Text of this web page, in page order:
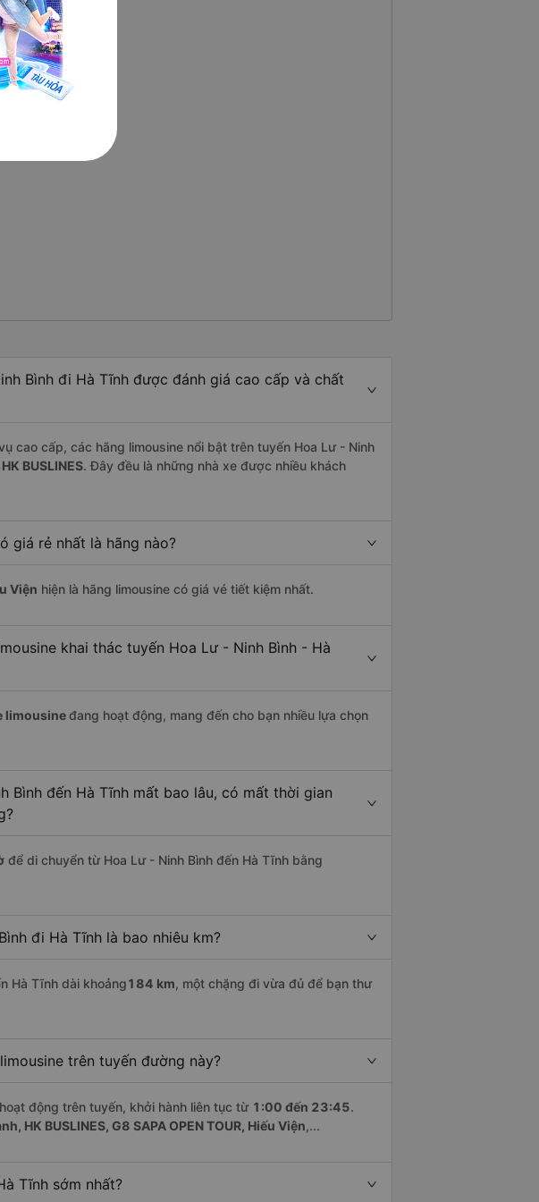
Bình đi Hà Tĩnh được đánh giá cao cấp và chất
cao cấp, các hãng limousine nổi bật trên tuyến Hoa Lư - Ninh
BUSLINES. Đây đều là những nhà xe được nhiều khách
giá rẻ nhất là hãng nào?
Viện hiện là hãng limousine có giá vé tiết kiệm nhất.
khai thác tuyến Hoa Lư - Ninh Bình - Hà
limousineđang hoạt động, mang đến cho bạn nhiều lựa chọn
Bình đến Hà Tĩnh mất bao lâu, có mất thời gian
để di chuyển từ Hoa Lư - Ninh Bình đến Hà Tĩnh bằng
đi Hà Tĩnh là bao nhiêu km?
Hà Tĩnh dài khoảng184 km, một chặng đi vừa đủ để bạn thư
trên tuyến đường này?
hoạt động trên tuyến, khởi hành liên tục từ 1:00 đến 23:45.
HK BUSLINES, G8 SAPA OPEN TOUR, Hiếu Viện,...
Tĩnh sớm nhất?